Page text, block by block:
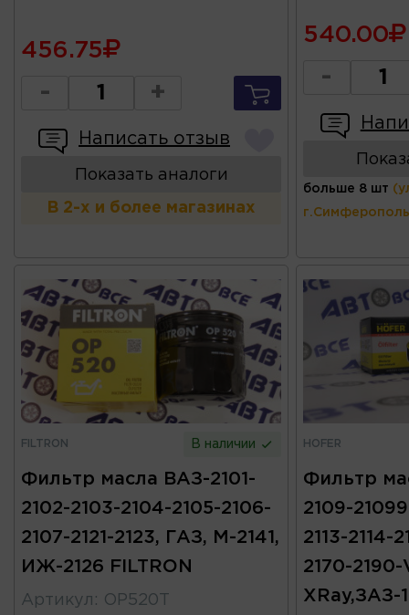
456.75
- +
Написать отзыв
Показать аналоги
В 2-х и более магазинах
540.00
-
больше 8 шт
FILTRON В наличии
Фильтр масла ВАЗ-2101-
2102-2103-2104-2105-2106-
2107-2121-2123, ГАЗ, М-2141,
ИЖ-2126 FILTRON
Артикул : OP520T
HOFER
Фильтр
2109-
2113-2114-
2170-2190-
XRay,ЗАЗ-